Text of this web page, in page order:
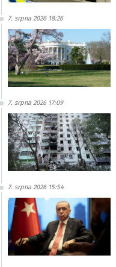
7. srpna 2026 18:26
7. srpna 2026 17:09
7. srpna 2026 15:54